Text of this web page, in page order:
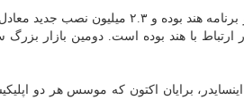
درصد از کل نصبهای جدید سیگنال و ۱.۵ میلیون نصب جدید
درصد در ارتباط با هند بوده است. دومین بازار
برایان اکتون که موسس هر دو